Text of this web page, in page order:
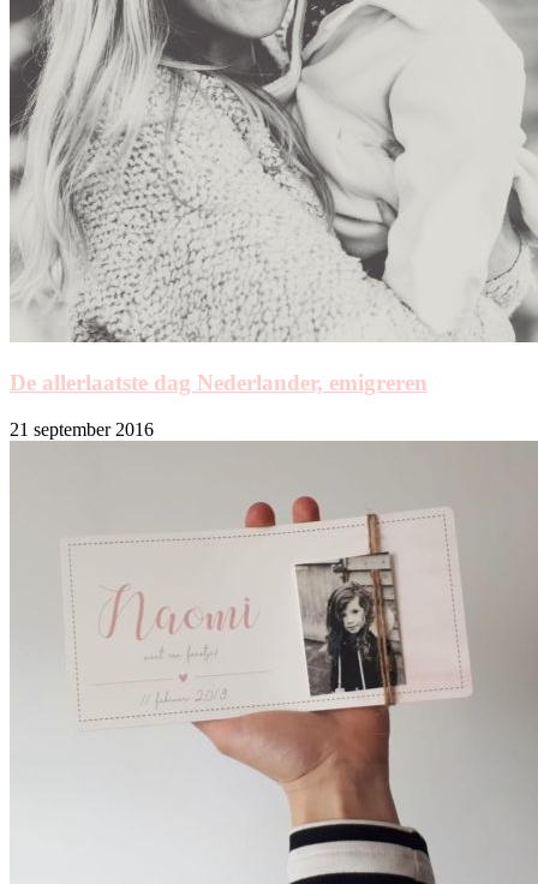
De allerlaatste dag Nederlander, emigreren
21 september 2016